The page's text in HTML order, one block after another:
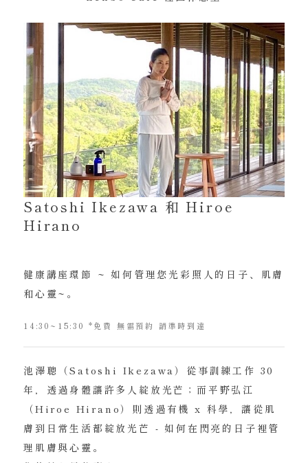
Satoshi Ikezawa 和 Hiroe
Hirano
健康講座環節 ~ 如何管理您光彩照人的日子、肌膚
和心靈~。
14:30~15:30 *免費 無需預約 請準時到達
池澤聰（Satoshi Ikezawa）從事訓練工作 30
年，透過身體讓許多人綻放光芒；而平野弘江
（Hiroe Hirano）則透過有機 x 科學，讓從肌
膚到日常生活都綻放光芒 - 如何在閃亮的日子裡管
理肌膚與心靈。